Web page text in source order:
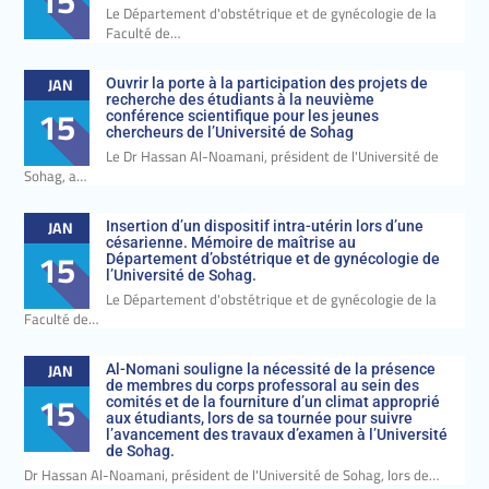
Le Département d'obstétrique et de gynécologie de la
Faculté de…
JAN
15
Ouvrir la porte à la participation des projets de
recherche des étudiants à la neuvième
conférence scientifique pour les jeunes
chercheurs de l’Université de Sohag
Le Dr Hassan Al-Noamani, président de l'Université de
Sohag, a…
JAN
15
Insertion d’un dispositif intra-utérin lors d’une
césarienne. Mémoire de maîtrise au
Département d’obstétrique et de gynécologie de
l’Université de Sohag.
Le Département d'obstétrique et de gynécologie de la
Faculté de…
JAN
15
Al-Nomani souligne la nécessité de la présence
de membres du corps professoral au sein des
comités et de la fourniture d’un climat approprié
aux étudiants, lors de sa tournée pour suivre
l’avancement des travaux d’examen à l’Université
de Sohag.
Dr Hassan Al-Noamani, président de l'Université de Sohag, lors de…